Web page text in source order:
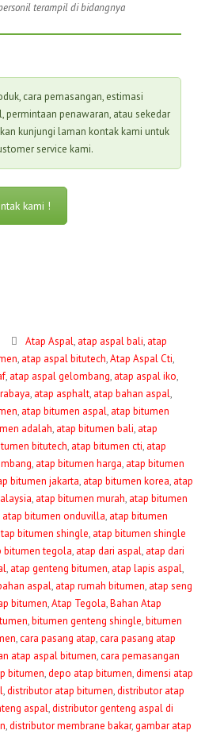
terampil di bidangnya
cara pemasangan, estimasi
permintaan penawaran, atau sekedar
kunjungi laman kontak kami untuk
service kami.
kami !
Atap Aspal, atap aspal bali, atap
, atap aspal bitutech,Atap Aspal Cti,
, atap aspal gelombang, atap aspal iko,
, atap asphalt, atap bahan aspal,
, atap bitumen aspal, atap bitumen
adalah, atap bitumen bali, atap
bitutech, atap bitumen cti, atap
, atap bitumen harga, atap bitumen
bitumen jakarta, atap bitumen korea, atap
, atap bitumen murah, atap bitumen
atap bitumen onduvilla, atap bitumen
bitumen shingle, atap bitumen shingle
bitumen tegola, atap dari aspal, atap dari
, atap genteng bitumen, atap lapis aspal,
aspal, atap rumah bitumen, atap seng
bitumen,Atap Tegola,Bahan Atap
,bitumen genteng shingle,bitumen
,cara pasang atap,cara pasang atap
atap aspal bitumen,cara pemasangan
bitumen,depo atap bitumen,dimensi atap
,distributor atap bitumen,distributor atap
aspal,distributor genteng aspal di
,distributor membrane bakar,gambar atap